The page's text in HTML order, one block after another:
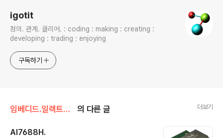
igotit
정의. 관계. 클리어. : coding : making : creating :
developing : trading : enjoying
구독하기
임베디드.일렉트로닉스 의 다른 글 더보기
AI7688H.